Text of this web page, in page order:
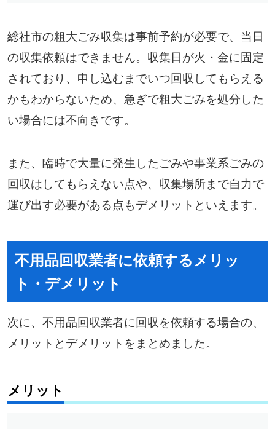
総社市の粗大ごみ収集は事前予約が必要で、当日
の収集依頼はできません。収集日が火・金に固定
されており、申し込むまでいつ回収してもらえる
かもわからないため、急ぎで粗大ごみを処分した
い場合には不向きです。
また、臨時で大量に発生したごみや事業系ごみの
回収はしてもらえない点や、収集場所まで自力で
運び出す必要がある点もデメリットといえます。
不用品回収業者に依頼するメリッ
ト・デメリット
次に、不用品回収業者に回収を依頼する場合の、
メリットとデメリットをまとめました。
メリット